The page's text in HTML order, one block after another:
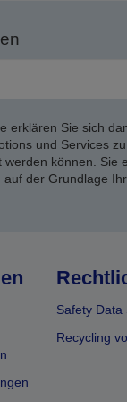
erklären Sie sich
und Services
können. Sie
der Grundlage
Safety Data
Recycling